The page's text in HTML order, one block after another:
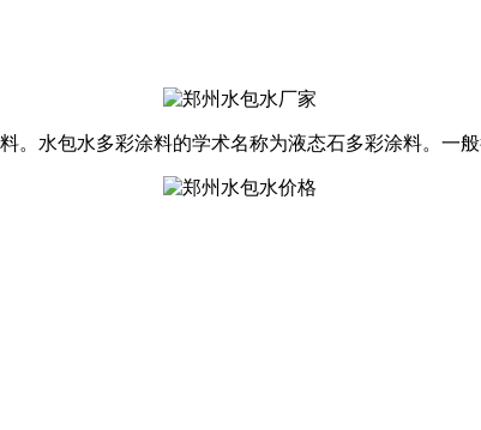
。水包水多彩涂料的学术名称为液态石多彩涂料。一